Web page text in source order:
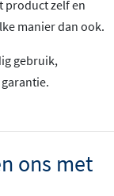
product zelf en
manier dan ook.
gebruik,
ons met